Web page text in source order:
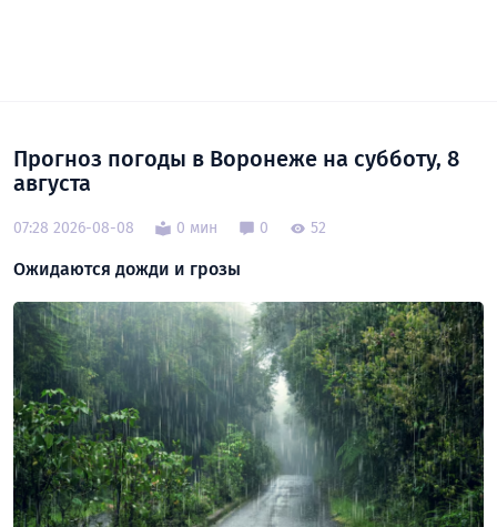
Прогноз погоды в Воронеже на субботу, 8
августа
07:28 2026-08-08 0 мин 0 52
Ожидаются дожди и грозы